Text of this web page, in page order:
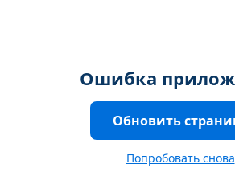
Ошибка
Обновить
Попробовать снова